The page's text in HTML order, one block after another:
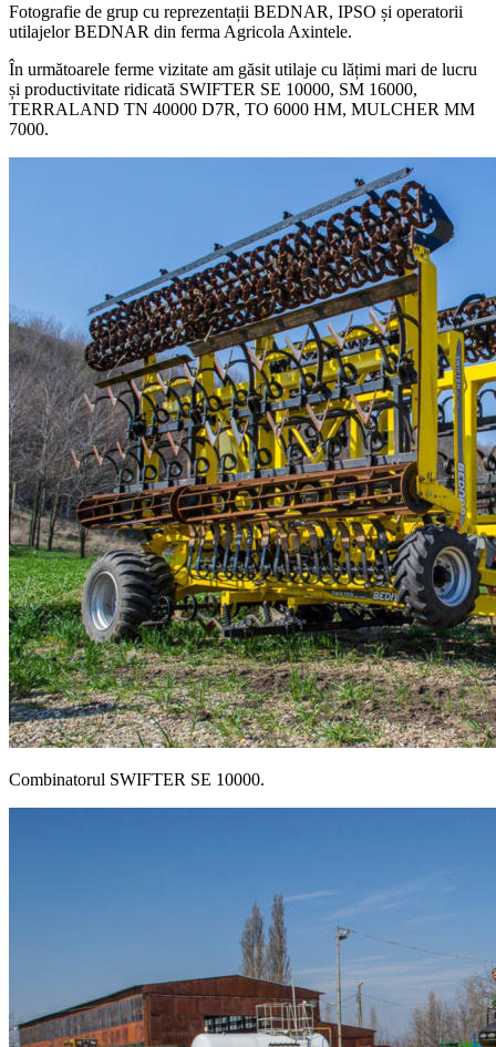
Fotografie de grup cu reprezentații BEDNAR, IPSO și operatorii
utilajelor BEDNAR din ferma Agricola Axintele.
În următoarele ferme vizitate am găsit utilaje cu lățimi mari de lucru
și productivitate ridicată SWIFTER SE 10000, SM 16000,
TERRALAND TN 40000 D7R, TO 6000 HM, MULCHER MM
7000.
Combinatorul SWIFTER SE 10000.